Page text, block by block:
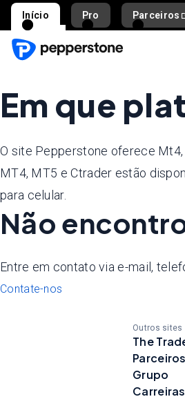
Início Pro Parceiros
Em que
O site Pepperstone oferece
MT4, MT5 e Ctrader estão
para celular.
Não
Entre em contato via e-mail,
Contate-nos
Outros sites
The
Parceiros
Grupo
Carreiras